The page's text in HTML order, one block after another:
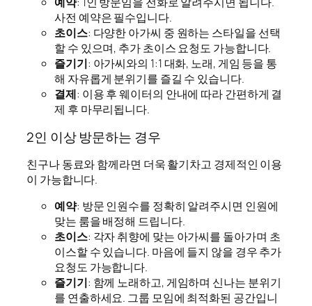
사전 예약은 필수입니다.
초이스: 다양한 아가씨 중 원하는 스타일을 선택
할 수 있으며, 추가 초이스 요청도 가능합니다.
즐기기: 아가씨와의 1:1 대화, 노래, 게임 등을 통
해 자유롭게 분위기를 즐길 수 있습니다.
결제: 이용 후 웨이터의 안내에 따라 간편하게 결
제 후 마무리됩니다.
2인 이상 방문하는 경우
친구나 동료와 함께라면 더욱 활기차고 경제적인 이용
이 가능합니다.
예약: 방문 인원수를 정확히 알려주시면 인원에
맞는 룸을 배정해 드립니다.
초이스: 각자 취향에 맞는 아가씨를 돌아가며 초
이스할 수 있습니다. 마음에 들지 않을 경우 추가
요청도 가능합니다.
즐기기: 함께 노래하고, 게임하며 신나는 분위기
를 연출하세요. 그룹 모임에 최적화된 공간입니